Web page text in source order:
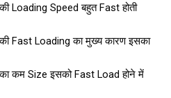
Loading Speed बहुत Fast होती
Fast Loading का मुख्य कारण इसका
कम Size इसको Fast Load होने में